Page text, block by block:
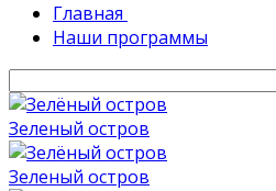
Главная
Наши программы
Зеленый остров
Зеленый остров